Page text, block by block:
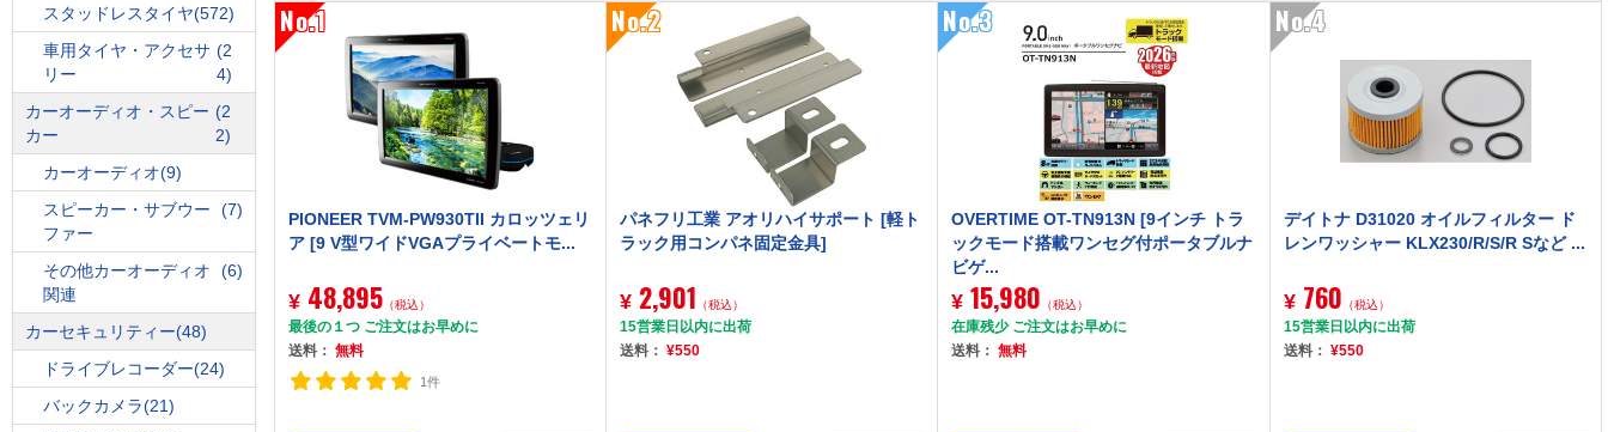
No.1
PIONEER TVM-PW930TII カロッツェリ
ア [9 V型ワイドVGAプライベートモ...
¥ 48,895 （税込）
最後の１つ ご注文はお早めに
送料：無料
1件
No.2
パネフリ工業 アオリハイサポート [軽ト
ラック用コンパネ固定金具]
¥2,901 （税込）
15営業日以内に出荷
送料： ¥550
No.3
OVERTIME OT-TN913N [9インチ トラ
ックモード搭載ワンセグ付ポータブルナ
ビゲ...
¥ 15,980 （税込）
在庫残少 ご注文はお早めに
送料：無料
No.4
デイトナ D31020 オイルフィルター ド
レンワッシャー KLX230/R/S/R Sなど ...
¥760 （税込）
15営業日以内に出荷
送料： ¥550
スタッドレスタイヤ(572)
車用タイヤ・アクセサ
リー
(2
4)
カーオーディオ・スピー
カー
(2
2)
カーオーディオ(9)
スピーカー・サブウー
ファー
(7)
その他カーオーディオ
関連
(6)
カーセキュリティー(48)
ドライブレコーダー(24)
バックカメラ(21)